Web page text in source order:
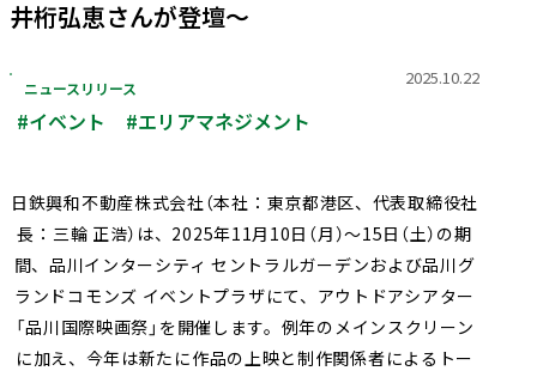
グループ会社
企業広告
会社案内（PDF）
高級賃貸住宅
市街地再開発事業
マンション再生 事業
農業事業
オープン
イノベーション
取り組み
マネジメント
ステークホルダー
地球環境への配慮 安全・安心の確保
社会変化への対応 次世代を担う人材創
ガバナンスの充実・
社会貢献活動・
業績・財務
採用情報
井桁弘恵さんが登壇～
ニュースリリース
2025.10.22
#イベント #エリアマネジメント
⽇鉄興和不動産株式会社（本社：東京都港区、代表取締役社
長：三輪 正浩）は、2025年11月10日（月）～15日（土）の期
間、品川インターシティ セントラルガーデンおよび品川グ
ランドコモンズ イベントプラザにて、アウトドアシアター
「品川国際映画祭」を開催します。例年のメインスクリーン
に加え、今年は新たに作品の上映と制作関係者によるトー